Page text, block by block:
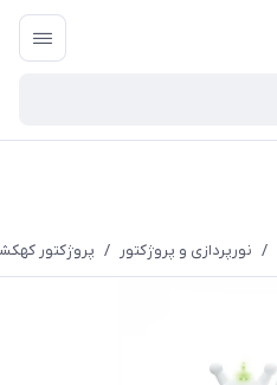
/ نورپردازی و پروژکتور / پروژکتور